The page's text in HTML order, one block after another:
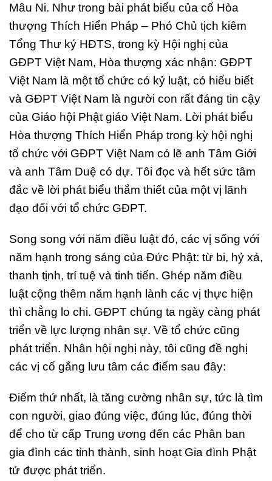
Mâu Ni. Như trong bài phát biểu của cố Hòa
thượng Thích Hiển Pháp – Phó Chủ tịch kiêm
Tổng Thư ký HĐTS, trong kỳ Hội nghị của
GĐPT Việt Nam, Hòa thượng xác nhận: GĐPT
Việt Nam là một tổ chức có kỷ luật, có hiểu biết
và GĐPT Việt Nam là người con rất đáng tin cậy
của Giáo hội Phật giáo Việt Nam. Lời phát biểu
Hòa thượng Thích Hiển Pháp trong kỳ hội nghị
tổ chức với GĐPT Việt Nam có lẽ anh Tâm Giới
và anh Tâm Duệ có dự. Tôi đọc và hết sức tâm
đắc về lời phát biểu thắm thiết của một vị lãnh
đạo đối với tổ chức GĐPT.
Song song với năm điều luật đó, các vị sống với
năm hạnh trong sáng của Đức Phật: từ bi, hỷ xả,
thanh tịnh, trí tuệ và tinh tiến. Ghép năm điều
luật cộng thêm năm hạnh lành các vị thực hiện
thì chẳng lo chi. GĐPT chúng ta ngày càng phát
triển về lực lượng nhân sự. Về tổ chức cũng
phát triển. Nhân hội nghị này, tôi cũng đề nghị
các vị cố gắng lưu tâm các điểm sau đây:
Điểm thứ nhất, là tăng cường nhân sự, tức là tìm
con người, giao đúng việc, đúng lúc, đúng thời
để cho từ cấp Trung ương đến các Phân ban
gia đình các tỉnh thành, sinh hoạt Gia đình Phật
tử được phát triển.